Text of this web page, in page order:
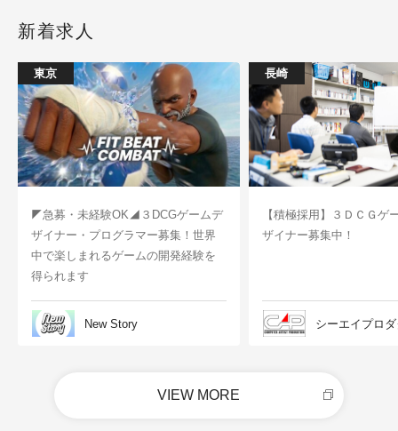
新着求人
東京
◤急募・未経験OK◢３DCGゲームデ
ザイナー・プログラマー募集！世界
中で楽しまれるゲームの開発経験を
得られます
New Story
長崎
【積極採用】３ＤＣＧゲ
ザイナー募集中！
シーエイプロ
VIEW MORE